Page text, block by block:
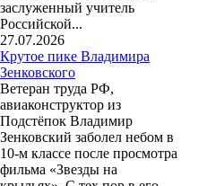
заслуженный учитель
Российской...
27.07.2026
Крутое пике Владимира
Зенковского
Ветеран труда РФ,
авиаконструктор из
Подстёпок Владимир
Зенковский заболел небом в
10-м классе после просмотра
фильма «Звезды на